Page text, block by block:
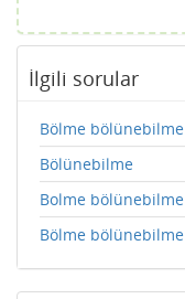
İlgili sorular
Bölme bölünebilme
Bölünebilme
Bolme bölünebilme
Bölme bölünebilme